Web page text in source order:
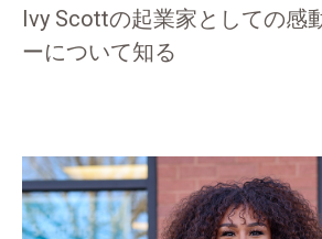
Ivy Scottの起業家としての感
ーについて知る